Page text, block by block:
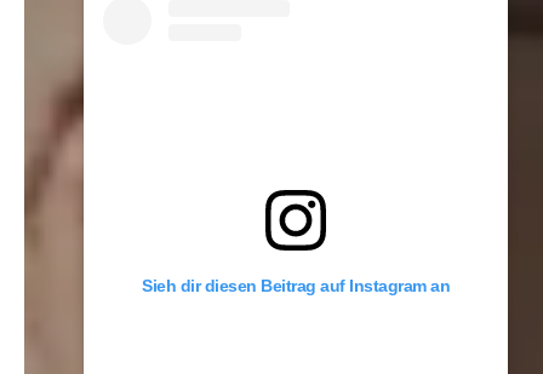
Sieh dir diesen Beitrag auf Instagram an